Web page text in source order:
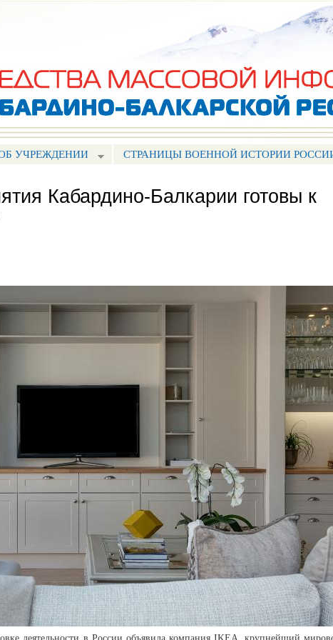
УЧРЕЖДЕНИИ СТРАНИЦЫ ВОЕННОЙ ИСТОРИИ
Кабардино-Балкарии готовы к